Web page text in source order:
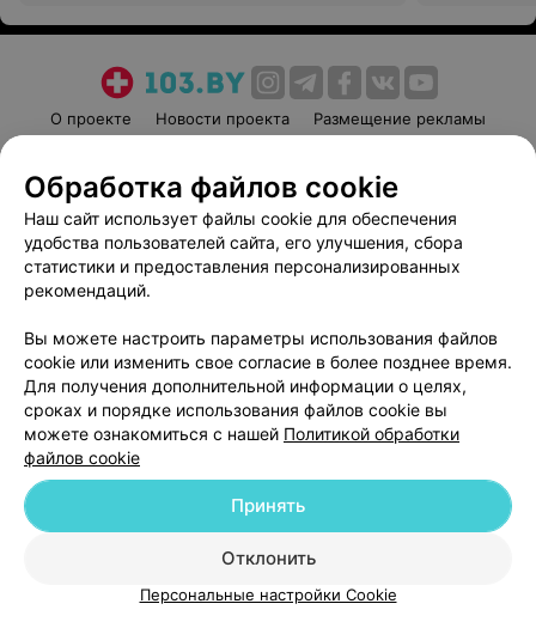
О проекте Новости проекта
Размещение рекламы
Пользовательское соглашение
Способы оплаты
Вакансии
Партнеры
Написать руководителю 103.by
Обработка персональных данных
© 2026 ООО «Артокс Лаб», УНП 191700409
| 220012, Республика Беларусь,
Служба поддержки +375 291212755
Обработка файлов cookie
Наш сайт использует файлы cookie для обеспечения
удобства пользователей сайта, его улучшения, сбора
статистики и предоставления персонализированных
рекомендаций.
Вы можете настроить параметры использования файлов
cookie или изменить свое согласие в более позднее время.
Для получения дополнительной информации о целях,
сроках и порядке использования файлов cookie вы
можете ознакомиться с нашей Политикой обработки
файлов cookie
Отклонить
Принять
Персональные настройки Cookie